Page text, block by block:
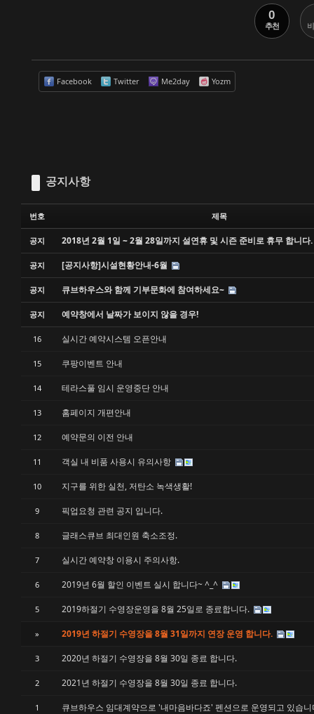
0
추천
Facebook Twitter Me2day Yozm
공지사항
번호 제목
공지 2018년 2월 1일 ~ 2월 28일까지 설연휴 및 시즌 준비로 휴무 합니다.
공지 [공지사항]시설현황안내-6월
공지 큐브하우스와 함께 기부문화에 참여하세요~
공지 예약창에서 날짜가 보이지 않을 경우!
16 실시간 예약시스템 오픈안내
15 쿠팡이벤트 안내
14 테라스풀 임시 운영중단 안내
13 홈페이지 개편안내
12 예약문의 이전 안내
11 객실 내 비품 사용시 유의사항
10 지구를 위한 실천, 저탄소 녹색생활!
9 픽업요청 관련 공지 입니다.
8 글래스큐브 최대인원 축소조정.
7 실시간 예약창 이용시 주의사항.
6 2019년 6월 할인 이벤트 실시 합니다~ ^_^
5 2019하절기 수영장운영을 8월 25일로 종료합니다.
» 2019년 하절기 수영장을 8월 31일까지 연장 운영 합니다.
3 2020년 하절기 수영장을 8월 30일 종료 합니다.
2 2021년 하절기 수영장을 8월 30일 종료 합니다.
1 큐브하우스 임대계약으로 '내마음바다죠' 펜션으로 운영되고 있습니